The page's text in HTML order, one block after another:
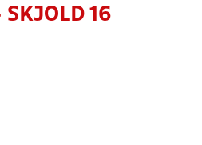
SKJOLD 16